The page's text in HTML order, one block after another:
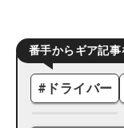
番手からギア記事
# ドライバー